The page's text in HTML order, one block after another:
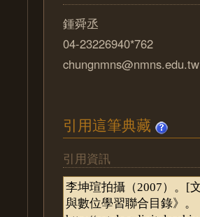
鍾舜丞
04-23226940*762
chungnmns@nmns.edu.tw
引用這筆典藏
引用資訊